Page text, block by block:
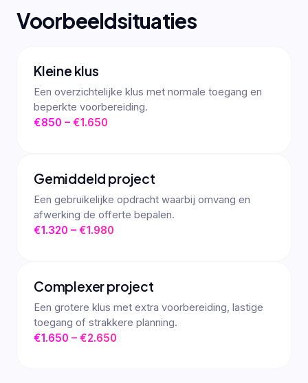
Voorbeeldsituaties
Kleine klus
Een overzichtelijke klus met normale toegang en
beperkte voorbereiding.
€850 – €1.650
Gemiddeld project
Een gebruikelijke opdracht waarbij omvang en
afwerking de offerte bepalen.
€1.320 – €1.980
Complexer project
Een grotere klus met extra voorbereiding, lastige
toegang of strakkere planning.
€1.650 – €2.650